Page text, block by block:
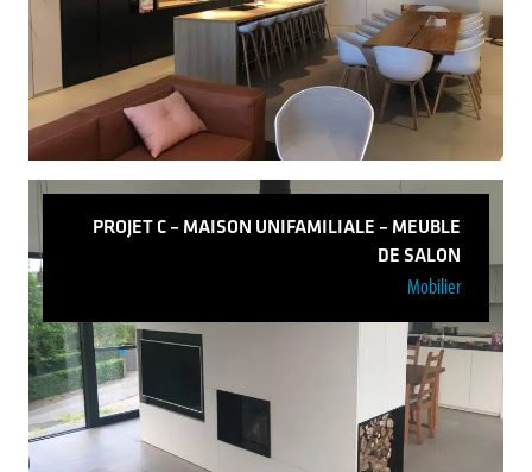
Projet E – Maison Unifamiliale –
Aménagement d’une cuisine
Voir plus
PROJET C – MAISON UNIFAMILIALE – MEUBLE
DE SALON
Mobilier